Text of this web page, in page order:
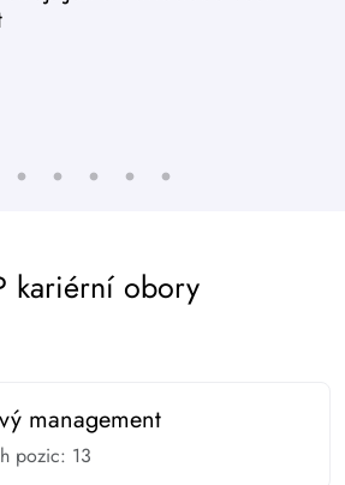
kariérní obory
management
pozic: 13